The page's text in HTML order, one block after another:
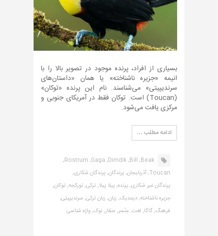
بسیاری از افراد، پرنده موجود در تصویر بالا را با
انیمه «جزیره ناشناخته» یا همان «داستان‌های
سرندیپیتی» می‌شناسند. نام این پرنده «توکان»
(Toucan) است. توکان فقط در آمریکای جنوبی و
مرکزی یافت می‌شود.
ادامه مطلب …
Beak,
Bill,
Dimdik,
Gaga,
Rostrum,
Toucan, آذربایجان,پرندگان,پرندگان شکاری,
پرندگان غیر شکاری,پرنده,پیلا پیلا,ترکی,تورکجه,توکان,
جزیره ناشناخته,دیمدیک, زبان, زبان ترکی, سرندیپیتی,
فرهنگ,گاگا, لغت, مِنْسَر, منقار,نوک,واژه شناسی